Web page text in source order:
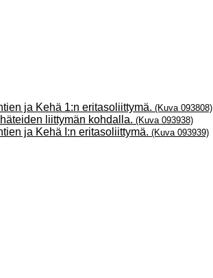
ja Kehä 1:n eritasoliittymä. (Kuva 093808)
liittymän kohdalla. (Kuva 093938)
ja Kehä I:n eritasoliittymä. (Kuva 093939)